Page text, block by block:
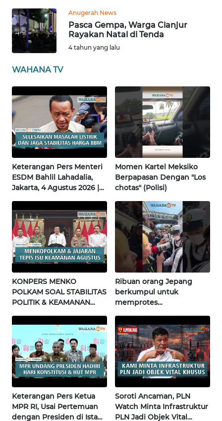
Anugerah News
Pasca Gempa, Warga Cianjur
Rayakan Natal di Tenda
4 tahun yang lalu
WAHANA TV
Keterangan Pers Menteri
ESDM Bahlil Lahadalia,
Jakarta, 4 Agustus 2026 |
Momen Kartel Meksiko
Berpapasan Dengan "Los
chotas" (Polisi)
KONPERS MENKO
POLKAM SOAL STABILITAS
POLITIK & KEAMANAN
Terkini
Ribuan orang Jepang
berkumpul untuk
memprotes
pertama di Fujisawa
Keterangan Pers Ketua
MPR RI, Usai Pertemuan
dengan Presiden di Istana
Soroti Ancaman, PLN
Watch Minta Infrastruktur
PLN Jadi Objek Vital
AKHLAK
ID
ASA
NEWS
Informasi
INDEKS
BERITA
KONTAK
KAMI
IKLAN
TENTANG
KAMI
PEDOMAN
MEDIA
SIBER
KARIR
DISCLAIMER
Wahana
News